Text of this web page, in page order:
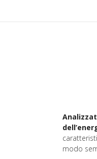
modo